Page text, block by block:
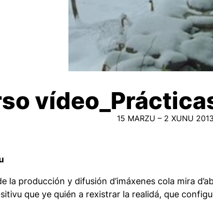
15 MARZU – 2 XUNU 2013
la producción y difusión d’imáxenes cola mira
que ye quién a rexistrar la realidá, que